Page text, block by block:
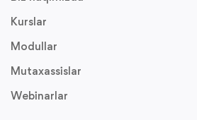
Kurslar
Modullar
Mutaxassislar
Webinarlar